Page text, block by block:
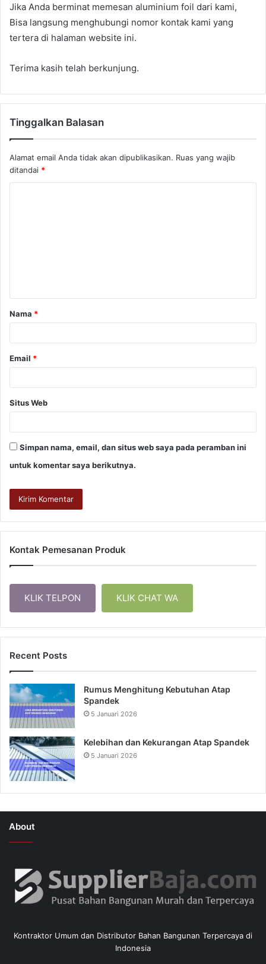
Jika Anda berminat memesan aluminium foil dari kami,
Bisa langsung menghubungi nomor kontak kami yang
tertera di halaman website ini.
Terima kasih telah berkunjung.
Tinggalkan Balasan
Alamat email Anda tidak akan dipublikasikan. Ruas yang wajib
ditandai *
Nama *
Email *
Situs Web
Simpan nama, email, dan situs web saya pada peramban ini
untuk komentar saya berikutnya.
Kontak Pemesanan Produk
KLIK TELPON KLIK CHAT WA
Recent Posts
Rumus Menghitung Kebutuhan Atap
Spandek
5 Januari 2026
Kelebihan dan Kekurangan Atap Spandek
5 Januari 2026
About
Kontraktor Umum dan Distributor Bahan Bangunan Terpercaya di
Indonesia